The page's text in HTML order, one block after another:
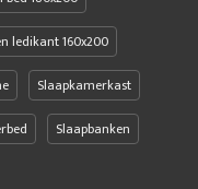
ledikant 160x200
Slaapkamerkast
Slaapbanken